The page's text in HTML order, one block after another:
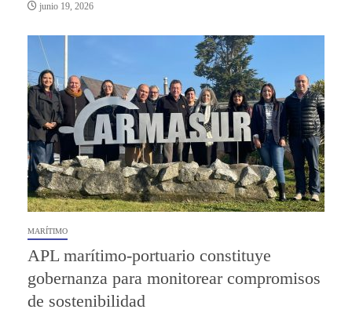
junio 19, 2026
MARÍTIMO
APL marítimo-portuario constituye
gobernanza para monitorear compromisos
de sostenibilidad